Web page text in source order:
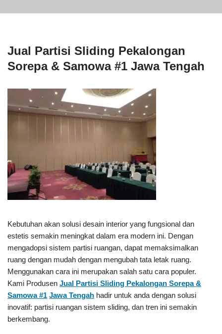
Jual Partisi Sliding Pekalongan
Sorepa & Samowa #1 Jawa Tengah
Kebutuhan akan solusi desain interior yang fungsional dan
estetis semakin meningkat dalam era modern ini. Dengan
mengadopsi sistem partisi ruangan, dapat memaksimalkan
ruang dengan mudah dengan mengubah tata letak ruang.
Menggunakan cara ini merupakan salah satu cara populer.
Kami Produsen Jual Partisi Sliding Pekalongan Sorepa &
Samowa #1 Jawa Tengah hadir untuk anda dengan solusi
inovatif: partisi ruangan sistem sliding, dan tren ini semakin
berkembang.